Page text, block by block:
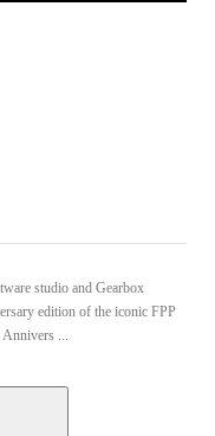
studio and Gearbox
edition of the iconic FPP
...